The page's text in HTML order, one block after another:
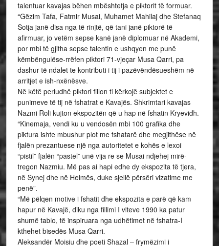
talentuar kavajas bëhen mbështetja e piktorit të formuar.
“Gëzim Tafa, Fatmir Musai, Muhamet Mahilaj dhe Stefanaq
Sotja janë disa nga të rinjtë, që tani janë piktorë të
afirmuar, jo vetëm sepse kanë janë diplomuar në Akademi,
por mbi të gjitha sepse talentin e ushqyen me punë
këmbëngulëse-rrëfen piktori 71-vjeçar Musa Qarri, pa
dashur të ndalet te kontributi i tij i pazëvëndësueshëm në
arritjet e ish-nxënësve.
Në këtë periudhë piktori fillon ti kërkojë subjektet e
punimeve të tij në fshatrat e Kavajës. Shkrimtari kavajas
Nazmi Roli kujton ekspozitën që u hap në fshatin Kryevidh.
“Kinemaja, vendi ku u vendosën mbi 100 grafika dhe
piktura ishte mbushur plot me fshatarë dhe megjithëse në
fjalën prezantuese një nga autoritetet e kohës e lexoi
“pistil” fjalën “pastel” unë vija re se Musai ndjehej mirë-
tregon Nazmiu. Më pas ai hapi edhe dy ekspozita të tjera,
në Synej dhe në Helmës, duke sjellë përsëri vizatime me
penë”.
“Më pëlqen motive i fshatit dhe ekspozita e parë që kam
hapur në Kavajë, diku nga fillimi I viteve 1990 ka patur
shumë tablo, të inspiruara nga udhëtimet në fshatra-I
kthehet bisedës Musa Qarri.
Aleksandër Moisiu dhe poeti Shazal – frymëzimi i